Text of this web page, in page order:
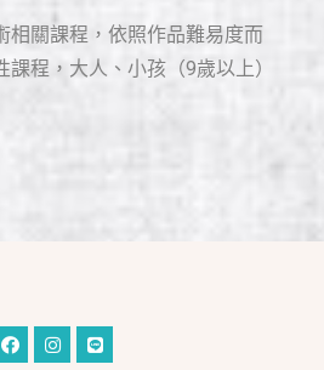
相關課程，依照作品難易度而
程，大人、小孩（9歲以上）